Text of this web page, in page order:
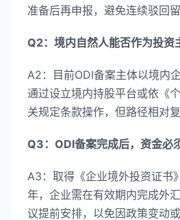
准备后再申报，避免连续驳回留
Q2：境内自然人能否作为投资
A2：目前ODI备案主体以境内
通过设立境内持股平台或依《
关规定条款操作，但路径相对复
Q3：ODI备案完成后，资金必
A3：取得《企业境外投资证书
年，企业需在有效期内完成外
议提前安排，以免因政策变动